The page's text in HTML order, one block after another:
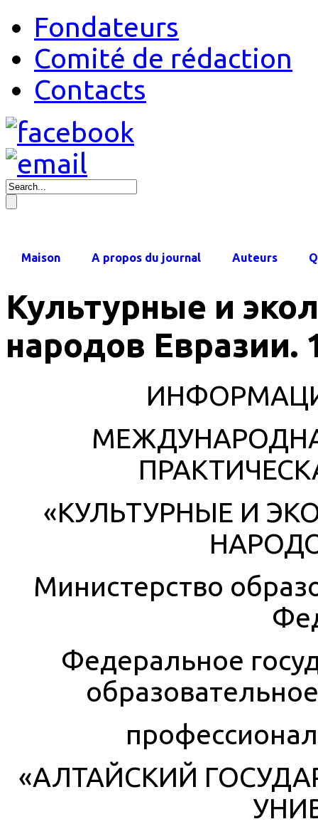
Fondateurs
Comité de rédaction
Contacts
Maison A propos du journal Auteurs
Культурные и
народов Евразии.
«КУЛЬТУРНЫЕ И
Министерство
Федеральное
«АЛТАЙСКИЙ